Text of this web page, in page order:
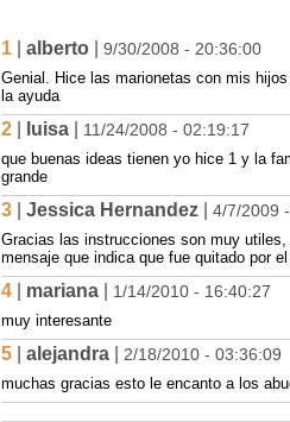
1 | alberto | 9/30/2008 - 20:36:00
Genial. Hice las marionetas con mis
la ayuda
2 | luisa | 11/24/2008 - 02:19:17
que buenas ideas tienen yo hice 1 y la
grande
3 | Jessica Hernandez | 4/7/2009
Gracias las instrucciones son muy
mensaje que indica que fue quitado por
4 | mariana | 1/14/2010 - 16:40:27
muy interesante
5 | alejandra | 2/18/2010 - 03:36:09
muchas gracias esto le encanto a los